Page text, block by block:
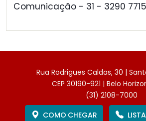
Comunicação - 31 - 3290 7715
Rua Rodrigues Caldas, 30 |
CEP 30190-921 | Belo
(31) 2108-7000
COMO CHEGAR